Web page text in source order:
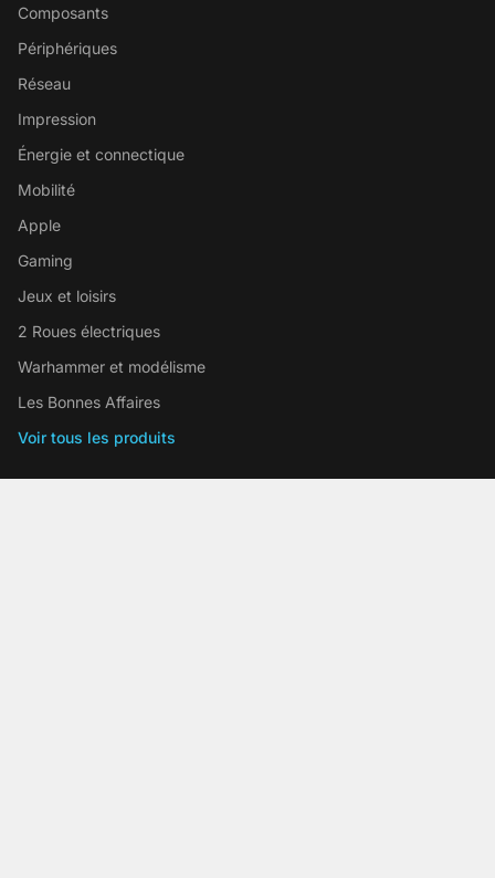
Composants
Périphériques
Réseau
Impression
Énergie et connectique
Mobilité
Apple
Gaming
Jeux et loisirs
2 Roues électriques
Warhammer et modélisme
Les Bonnes Affaires
Voir tous les produits